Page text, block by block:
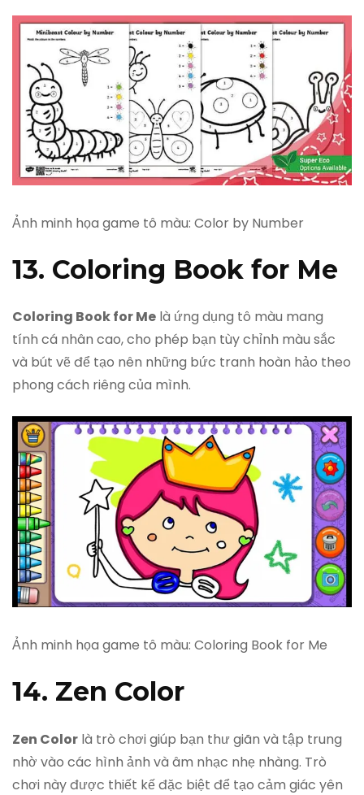
Ảnh minh họa game tô màu: Color by Number
13. Coloring Book for Me
Coloring Book for Me là ứng dụng tô màu mang
tính cá nhân cao, cho phép bạn tùy chỉnh màu sắc
và bút vẽ để tạo nên những bức tranh hoàn hảo theo
phong cách riêng của mình.
Ảnh minh họa game tô màu: Coloring Book for Me
14. Zen Color
Zen Color là trò chơi giúp bạn thư giãn và tập trung
nhờ vào các hình ảnh và âm nhạc nhẹ nhàng. Trò
chơi này được thiết kế đặc biệt để tạo cảm giác yên